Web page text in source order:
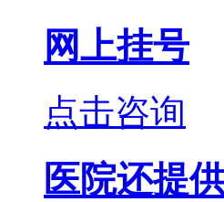
网上挂号
点击咨询
医院还提